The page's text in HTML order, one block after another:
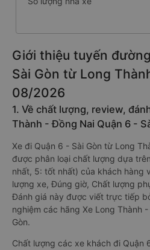
Giới thiệu tuyến
Sài Gòn từ Long
08/2026
1. Về chất lượng, review,
Thành - Đồng Nai Quận 6 -
Xe đi Quận 6 - Sài Gòn từ Long
được phân loại chất lượng dựa
nhất, 5: tốt nhất) của khách hàng
lượng xe, Đúng giờ, Chất lượng
Đánh giá này được viết trực tiếp
nghiệm các hãng Xe Long Thành
Gòn.
Chất lượng các xe khách đi Quận